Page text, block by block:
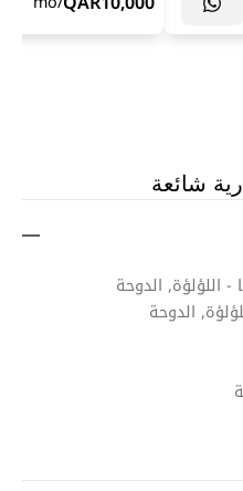
شائعة
- اللؤلؤة, الدوحة
الدوحة